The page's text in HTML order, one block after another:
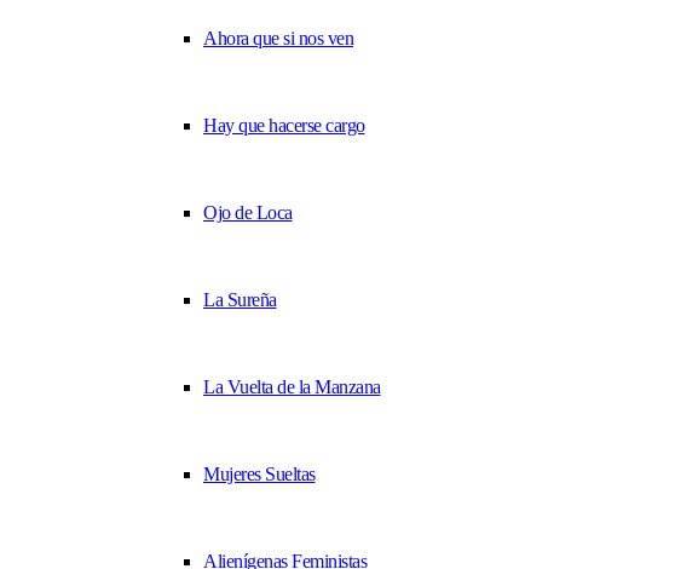
Ahora que si nos ven
Hay que hacerse cargo
Ojo de Loca
La Sureña
La Vuelta de la Manzana
Mujeres Sueltas
Alienígenas Feministas